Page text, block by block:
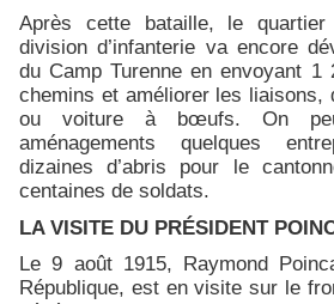
Après cette bataille, le
division d’infanterie va encore
du Camp Turenne en envoyant
chemins et améliorer les liaisons,
ou voiture à bœufs. On
aménagements quelques
dizaines d’abris pour le
centaines de soldats.
LA VISITE DU PRÉSIDENT
Le 9 août 1915, Raymond
République, est en visite sur le